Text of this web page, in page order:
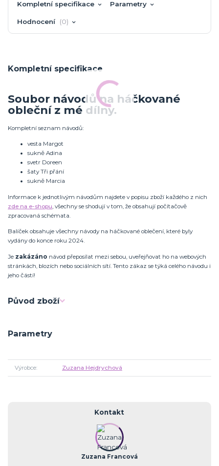
Kompletní specifikace Parametry
Hodnocení 0
Kompletní specifikace
Soubor návodů na háčkované
obleční z mé dílny.
Kompletní seznam návodů:
vesta Margot
sukně Adina
svetr Doreen
šaty Tři přání
sukně Marcia
Informace k jednotlivým návodům najdete v popisu zboží každého z nich
zde na e-shopu , všechny se shodují v tom, že obsahují počítačově
zpracovaná schémata.
Balíček obsahuje všechny návody na háčkované oblečení, které byly
vydány do konce roku 2024.
Je zakázáno návod přeposílat mezi sebou, uveřejňovat ho na webových
stránkách, blozích nebo sociálních sítí. Tento zákaz se týká celého návodu i
jeho částí!
Původ zboží
Parametry
Výrobce Zuzana Hejdrychová
Kontakt
Zuzana Francová